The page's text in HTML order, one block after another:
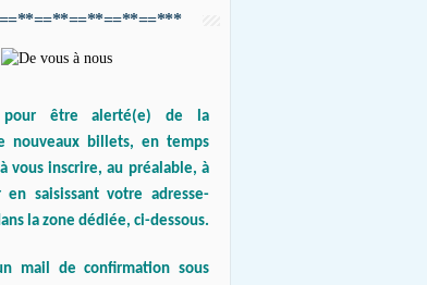
pour être alerté(e) de la
nouveaux billets, en temps
vous inscrire, au préalable, à
en saisissant votre adresse-
la zone dédiée, ci-dessous.
mail de confirmation sous